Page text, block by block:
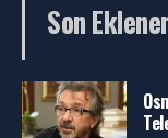
Son